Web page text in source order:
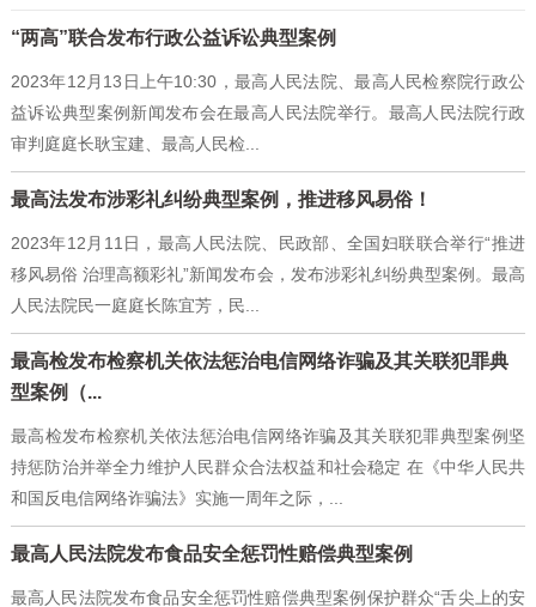
“两高”联合发布行政公益诉讼典型案例
2023年12月13日上午10:30，最高人民法院、最高人民检察院行政公
益诉讼典型案例新闻发布会在最高人民法院举行。最高人民法院行政
审判庭庭长耿宝建、最高人民检...
最高法发布涉彩礼纠纷典型案例，推进移风易俗！
2023年12月11日，最高人民法院、民政部、全国妇联联合举行“推进
移风易俗 治理高额彩礼”新闻发布会，发布涉彩礼纠纷典型案例。最高
人民法院民一庭庭长陈宜芳，民...
最高检发布检察机关依法惩治电信网络诈骗及其关联犯罪典
型案例（...
最高检发布检察机关依法惩治电信网络诈骗及其关联犯罪典型案例坚
持惩防治并举全力维护人民群众合法权益和社会稳定 在《中华人民共
和国反电信网络诈骗法》实施一周年之际，...
最高人民法院发布食品安全惩罚性赔偿典型案例
最高人民法院发布食品安全惩罚性赔偿典型案例保护群众“舌尖上的安